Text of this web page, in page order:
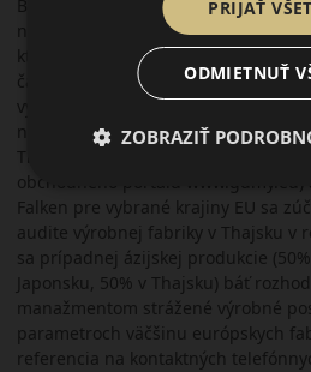
Bridgestone, Dunlop, Pirelli.., avšak
nižšiu. Obľúbená je najmä u
ktorých sa primárne orientuje.
často používa aj u tuningových áut.
vysokovýkonných športových áut,
najlepšou voľbou. Pneumatiky
Thajsku. Tím spoločnosti AKH
obchodného portálu
Falken pre vybrané krajiny EU sa
audite výrobnej fabriky v Thajsku v
sa prípadnej ázijskej produkcie
Japonsku, 50% v Thajsku) báť
manažmentom strážené výrobné
parametroch väčšinu európskych
referencia na kontaktných
PRIJAŤ
ODMIETNUŤ
ZOBRAZIŤ